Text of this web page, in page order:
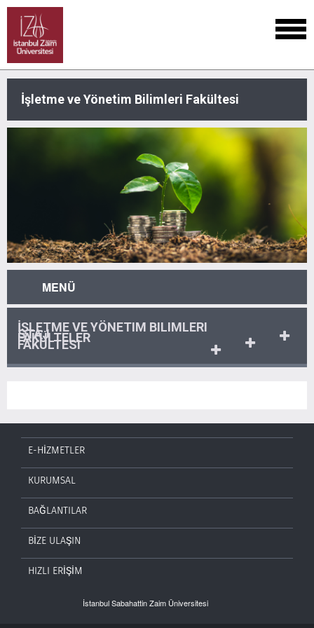
İşletme ve Yönetim Bilimleri Fakültesi
MENÜ
FAKÜLTELER
İŞLETME VE YÖNETIM BILIMLERI
FAKÜLTESI
STAJ
E-HİZMETLER
KURUMSAL
BAĞLANTILAR
BİZE ULAŞIN
HIZLI ERİŞİM
İstanbul Sabahattin Zaim Üniversitesi